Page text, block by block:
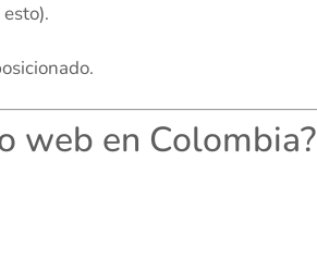
web en Colombia?